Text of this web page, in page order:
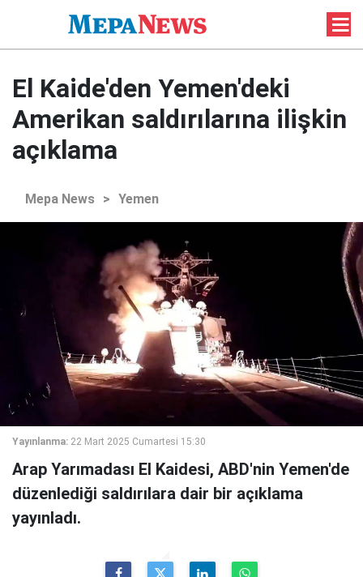
El Kaide'den Yemen'deki
Amerikan saldırılarına ilişkin
açıklama
Mepa News > Yemen
Yayınlanma: 22 Mart 2025 Cumartesi 15:30
Arap Yarımadası El Kaidesi, ABD'nin Yemen'de
düzenlediği saldırılara dair bir açıklama
yayınladı.